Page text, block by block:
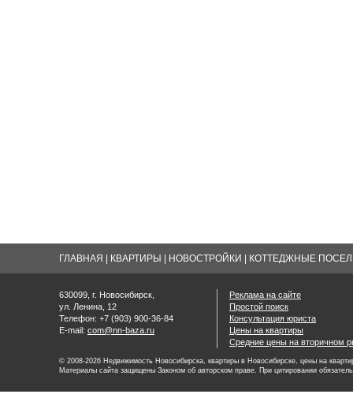
ГЛАВНАЯ КВАРТИРЫ НОВОСТРОЙКИ КОТТЕДЖНЫЕ
630099, г. Новосибирск,
ул. Ленина, 12
Телефон: +7 (903) 900-36-84
E-mail: com@nn-baza.ru
Реклама на сайте
Простой поиск
Консультация юриста
Цены на квартиры
Средние цены на вторичном
© 2008-2026 Недвижимость Новосибирска, квартиры в Новосибирске, цены на
Материалы сайта защищены Законом об авторском праве. При цитировании